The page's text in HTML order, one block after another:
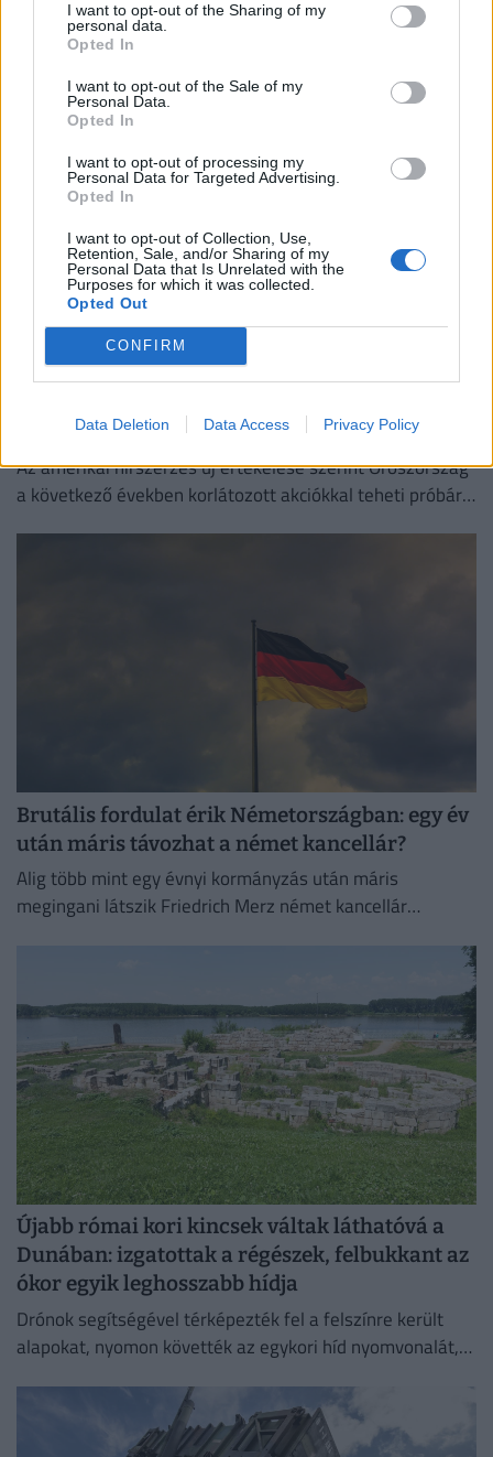
I want to opt-out of the Sharing of my
personal data.
Opted In
I want to opt-out of the Sale of my
Personal Data.
Opted In
I want to opt-out of processing my
Personal Data for Targeted Advertising.
Opted In
I want to opt-out of Collection, Use,
Retention, Sale, and/or Sharing of my
Personal Data that Is Unrelated with the
Purposes for which it was collected.
Opted Out
CONFIRM
Data Deletion Data Access Privacy Policy
védik meg a világ olajközpontját
Szaúd-Arábia, Törökország és Pakisztán pénteken
Mekkában közös védelmi megállapodást ír alá.
ami darabokra szaggathatja a NATO-t
Az amerikai hírszerzés új értékelése szerint Oroszország
a következő években korlátozott akciókkal teheti próbára
Brutális fordulat érik Németországban: egy év
után máris távozhat a német kancellár?
Alig több mint egy évnyi kormányzás után máris
megingani látszik Friedrich Merz német kancellár
Újabb római kori kincsek váltak láthatóvá a
Dunában: izgatottak a régészek, felbukkant az
ókor egyik leghosszabb hídja
Drónok segítségével térképezték fel a felszínre került
alapokat, nyomon követték az egykori híd nyomvonalát,